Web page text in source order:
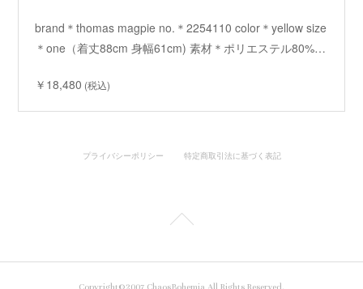
brand＊thomas magpie no.＊2254110 color＊yellow size
＊one（着丈88cm 身幅61cm) 素材＊ポリエステル80%…
￥18,480 (税込)
プライバシーポリシー 特定商取引法に基づく表記